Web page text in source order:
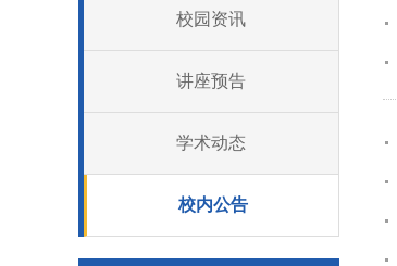
校园资讯
讲座预告
学术动态
校内公告